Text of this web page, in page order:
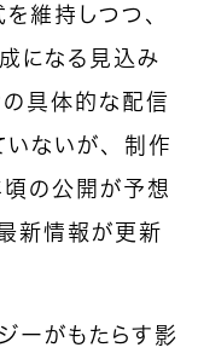
維持しつつ、
になる見込み
具体的な配信
いないが、制作
の公開が予想
新情報が更新
ーがもたらす影